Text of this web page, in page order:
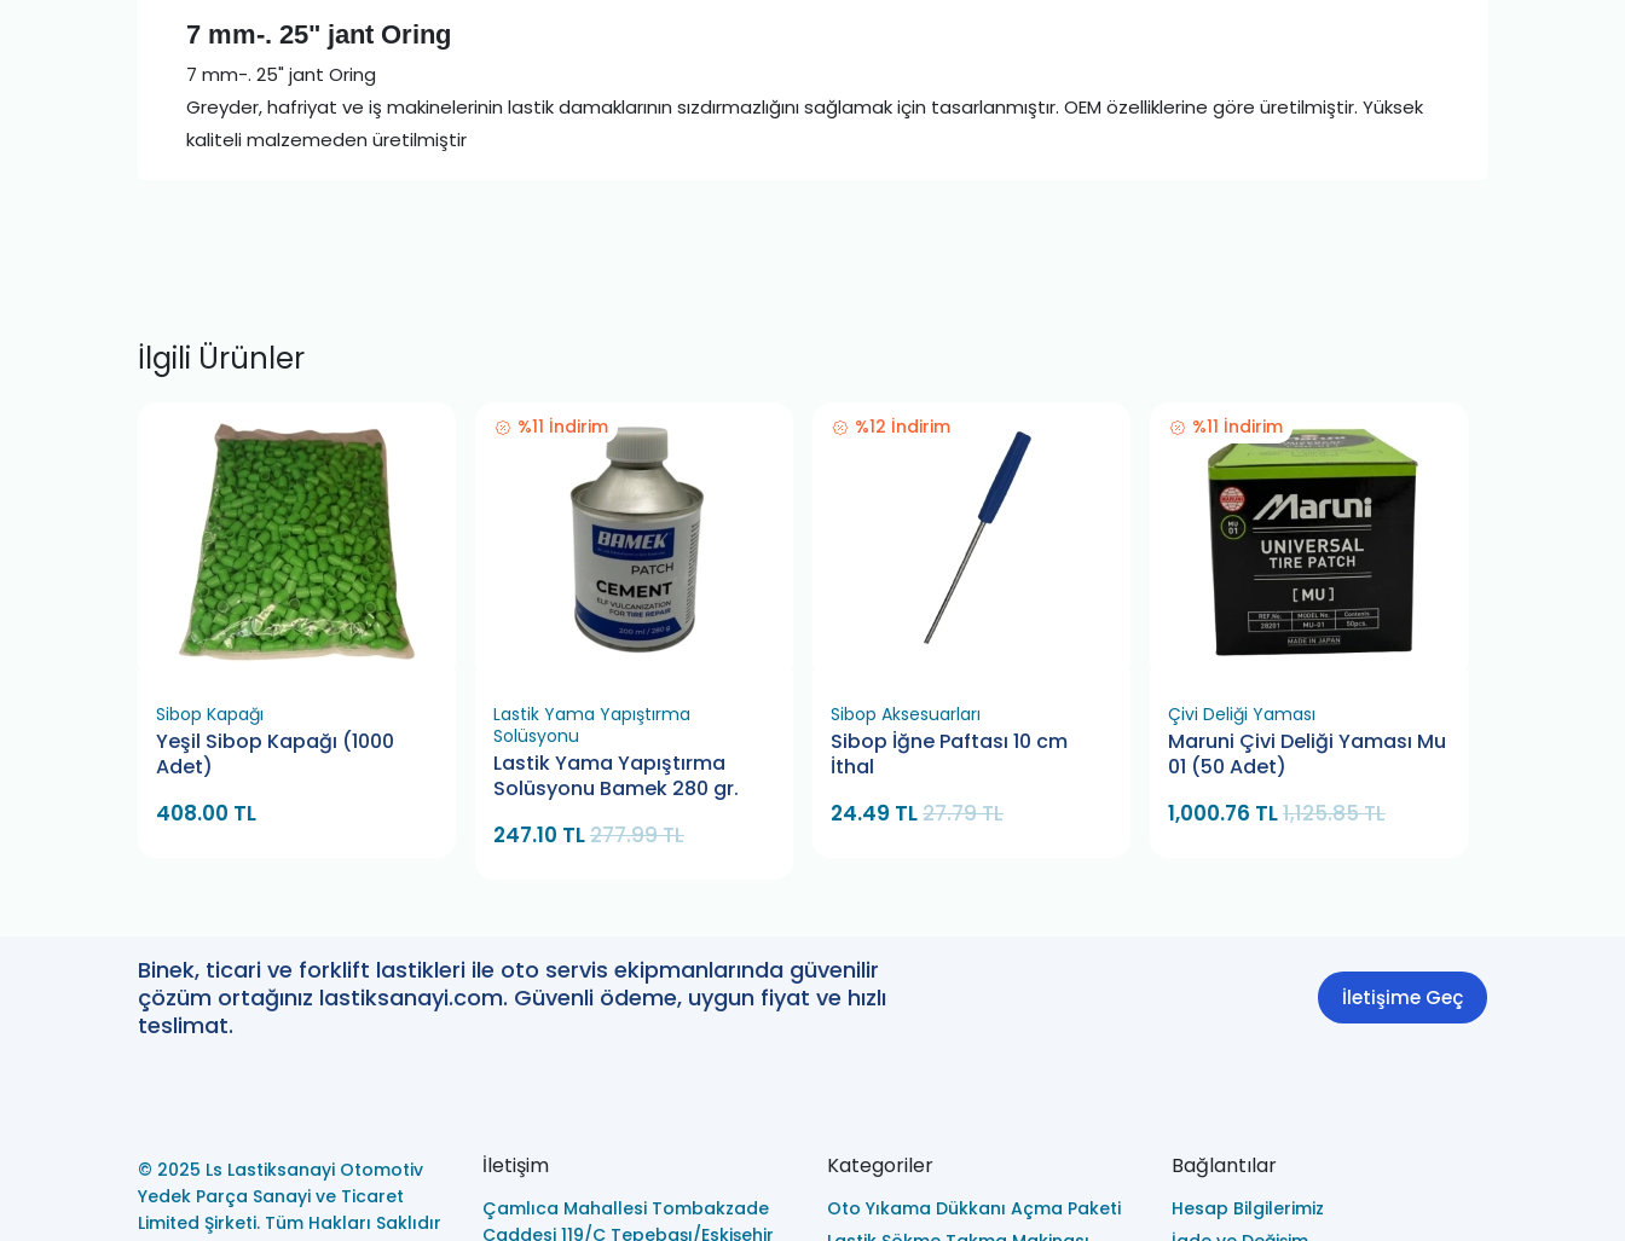
7 mm-. 25" jant Oring
7 mm-. 25" jant Oring
Greyder, hafriyat ve iş makinelerinin lastik damaklarının sızdırmazlığını sağlamak için tasarlanmıştır. OEM özelliklerine göre üretilmiştir. Yüksek
kaliteli malzemeden üretilmiştir
İlgili Ürünler
Sibop Kapağı
Yeşil Sibop Kapağı (1000
Adet)
408.00 TL
%11 İndirim
Lastik Yama Yapıştırma
Solüsyonu
Lastik Yama Yapıştırma
Solüsyonu Bamek 280 gr.
247.10 TL277.99 TL
%12 İndirim
Sibop Aksesuarları
Sibop İğne Paftası 10 cm
İthal
24.49 TL27.79 TL
%11 İndirim
Çivi Deliği Yaması
Maruni Çivi Deliği Yaması Mu
01 (50 Adet)
1,000.76 TL1,125.85 TL
Binek, ticari ve forklift lastikleri ile oto servis ekipmanlarında güvenilir
çözüm ortağınız lastiksanayi.com. Güvenli ödeme, uygun fiyat ve hızlı
teslimat.
İletişime Geç
© 2025 Ls Lastiksanayi Otomotiv
Yedek Parça Sanayi ve Ticaret
Limited Şirketi. Tüm Hakları Saklıdır
İletişim
Çamlıca Mahallesi Tombakzade
Caddesi 119/C Tepebaşı/Eskişehir
Kategoriler
Oto Yıkama Dükkanı Açma Paketi
Bağlantılar
Hesap Bilgilerimiz